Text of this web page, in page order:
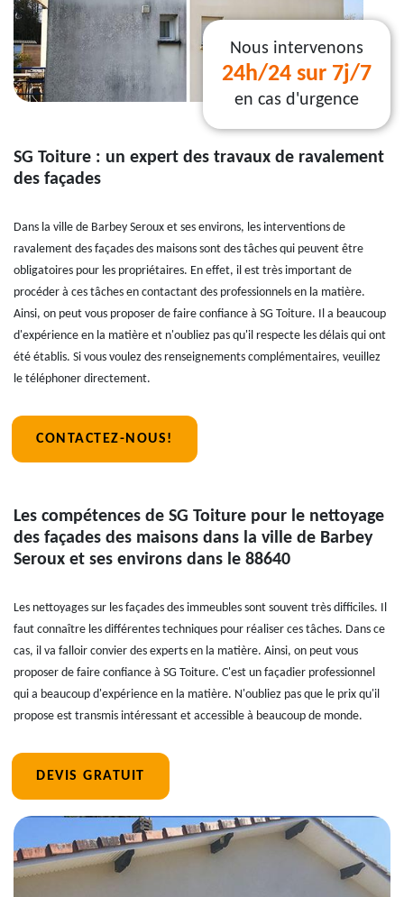
Nous intervenons
24h/24 sur 7j/7
en cas d'urgence
SG Toiture : un expert des travaux de ravalement
des façades
Dans la ville de Barbey Seroux et ses environs, les interventions de
ravalement des façades des maisons sont des tâches qui peuvent être
obligatoires pour les propriétaires. En effet, il est très important de
procéder à ces tâches en contactant des professionnels en la matière.
Ainsi, on peut vous proposer de faire confiance à SG Toiture. Il a beaucoup
d'expérience en la matière et n'oubliez pas qu'il respecte les délais qui ont
été établis. Si vous voulez des renseignements complémentaires, veuillez
le téléphoner directement.
CONTACTEZ-NOUS!
Les compétences de SG Toiture pour le nettoyage
des façades des maisons dans la ville de Barbey
Seroux et ses environs dans le 88640
Les nettoyages sur les façades des immeubles sont souvent très difficiles. Il
faut connaître les différentes techniques pour réaliser ces tâches. Dans ce
cas, il va falloir convier des experts en la matière. Ainsi, on peut vous
proposer de faire confiance à SG Toiture. C'est un façadier professionnel
qui a beaucoup d'expérience en la matière. N'oubliez pas que le prix qu'il
propose est transmis intéressant et accessible à beaucoup de monde.
DEVIS GRATUIT